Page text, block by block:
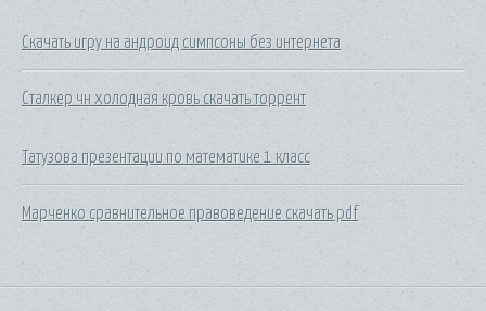
Скачать игру на андроид симпсоны без интернета
Сталкер чн холодная кровь скачать торрент
Татузова презентации по математике 1 класс
Марченко сравнительное правоведение скачать pdf